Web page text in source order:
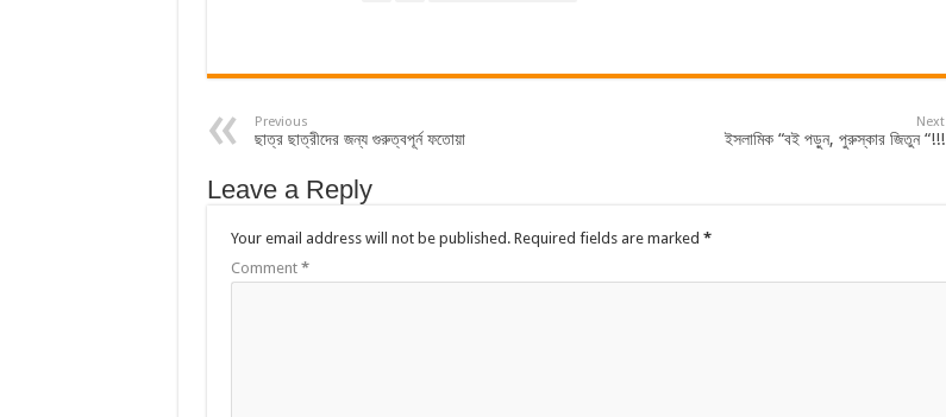
Previous
ছাত্র ছাত্রীদের জন্য গুরুত্বপূর্ন ফতোয়া
Next
ইসলামিক “বই পড়ুন, পুরুস্কার জিতুন “!!!
Leave a Reply
Your email address will not be published. Required fields are marked *
Comment *